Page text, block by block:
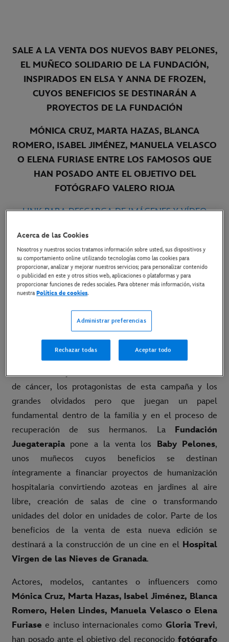
SALE A LA VENTA DOS NUEVOS BABY PELONES,
EL MUÑECO SOLIDARIO DE LA FUNDACIÓN,
INSPIRADOS EN ELSA Y ANNA DE FROZEN,
CUYOS BENEFICIOS SE DESTINARÁN A
PROYECTOS DE LA FUNDACIÓN
MÓNICA CRUZ, MARTA HAZAS, BLANCA
ROMERO, ISABEL JIMÉNEZ, MANUELA VELASCO
O ELENA FURIASE ENTRE LOS FAMOSOS QUE
HAN POSADO ANTE EL OBJETIVO DEL
FOTÓGRAFO VALERO RIOJA
LINK PARA DESCARGA DE IMÁGENES Y VÍDEO
Madrid, 22 de junio 2022.- Algunas de las caras más
conocidas del panorama español han colaborado con
Disney y La Fundación Juegaterapiaen una sesión
de fotos muy especial a favor de los niños enfermos de
Este verano se pone a la venta una edición especial de
Baby Pelón inspirada enElsa y Anna (Frozen)
de cáncer, los protagonistas de esta campaña y los
grandes olvidados pero que juegan un papel
fundamental dentro de la familia y en el proceso de
recuperación de sus hermanos. LaFundación
Juegaterapia pone a la venta los Baby Pelones,
unos muñecos cuyos beneficios se destinan
íntegramente a financiar proyectos de humanización
hospitalaria convirtiendo azoteas en jardines al aire
libre, creación de salas de cine o transformando
unidades del dolor en unidades de color. Parte de los
beneficios de la venta de esta nueva edición se
destinará a la construcción de un cine en el Hospital
Virgen de las Nieves de Granada.
Actores, modelos, cantantes o influencers como
Mónica Cruz, Marta Hazas, Isabel Jiménez, Blanca
Romero, Helen Lindes, Manuela Velasco o Elena
Furiase e incluso internacionales como Gloria Trevi,
han posado ante el objetivo del reconocido fotógrafo
Acerca de las Cookies
Nosotros y nuestros socios tratamos información sobre usted, sus dispositivos y
su comportamiento online utilizando tecnologías como las cookies para
proporcionar, analizar y mejorar nuestros servicios; para personalizar contenido
o publicidad en este y otros sitios web, aplicaciones o plataformas y para
proporcionar funciones de redes sociales. Para obtener más información, visita
nuestraPolítica de cookies.
Administrar preferencias
Rechazar todas Aceptar todo